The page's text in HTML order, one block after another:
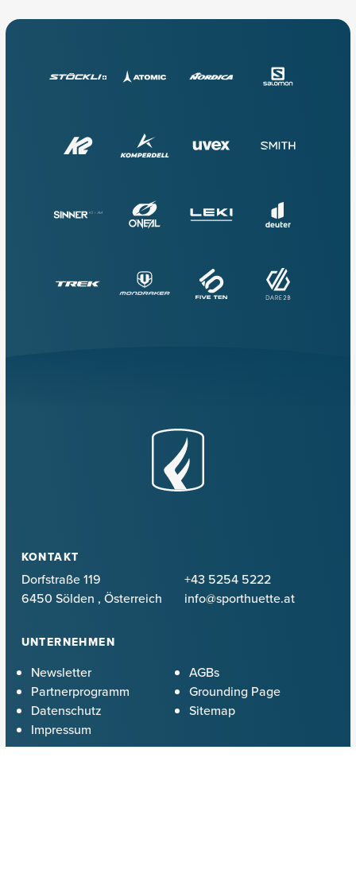
KONTAKT
Dorfstraße 119
6450 Sölden , Österreich
+43 5254 5222
info@sporthuette.at
UNTERNEHMEN
Newsletter
Partnerprogramm
Datenschutz
Impressum
AGBs
Grounding Page
Sitemap